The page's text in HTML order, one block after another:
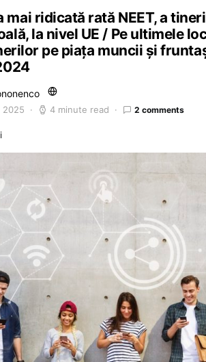
mai ridicată rată NEET, a
la nivel UE / Pe ultimele
pe piața muncii și
2025 4 minute read 2 comments